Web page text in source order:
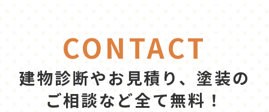
CONTACT
建物診断やお見積り、塗装の
ご相談など全て無料！